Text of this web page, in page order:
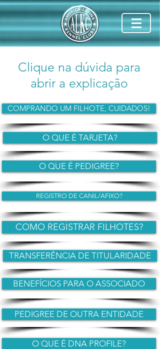
Clique na dúvida para
abrir a explicação
COMPRANDO UM FILHOTE, CUIDADOS!
O QUE É TARJETA?
O QUE É PEDIGREE?
REGISTRO DE CANIL/AFIXO?
COMO REGISTRAR FILHOTES?
TRANSFERÊNCIA DE TITULARIDADE
BENEFÍCIOS PARA O ASSOCIADO
PEDIGREE DE OUTRA ENTIDADE
O QUE É DNA PROFILE?